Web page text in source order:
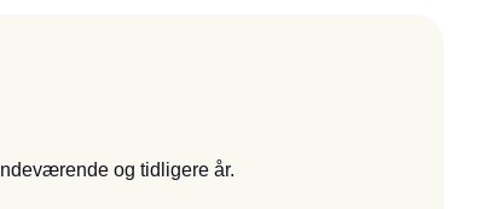
og tidligere år.